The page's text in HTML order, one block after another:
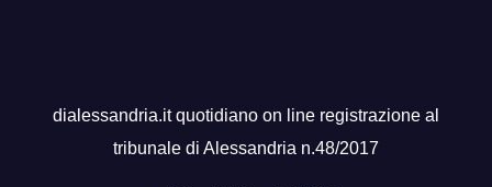
dialessandria.it quotidiano on line registrazione al
tribunale di Alessandria n.48/2017